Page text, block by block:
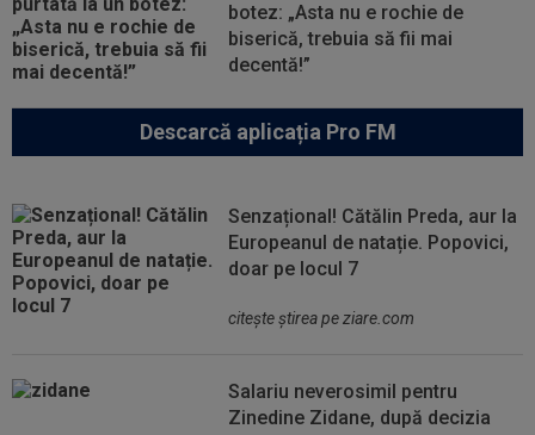
botez: „Asta nu e rochie de
biserică, trebuia să fii mai
decentă!”
Descarcă aplicația Pro FM
Senzațional! Cătălin Preda, aur la
Europeanul de natație. Popovici,
doar pe locul 7
citeşte ştirea pe ziare.com
Salariu neverosimil pentru
Zinedine Zidane, după decizia